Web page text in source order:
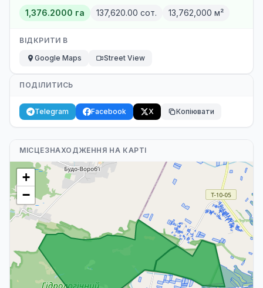
1,376.2000 га 137,620.00 сот. 13,762,000 м²
ВІДКРИТИ В
Google Maps
Street View
ПОДІЛИТИСЬ
Telegram Facebook X Копіювати
МІСЦЕЗНАХОДЖЕННЯ НА КАРТІ
+
−